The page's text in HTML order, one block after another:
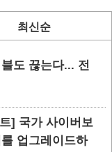
최신순
도 끊는다... 전
] 국가 사이버보
업그레이드하